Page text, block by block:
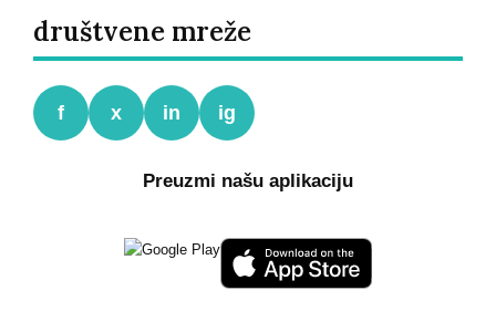
društvene mreže
f x in ig
Preuzmi našu aplikaciju